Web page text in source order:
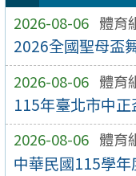
2026-08-06 體育
2026全國聖母盃
2026-08-06 體育
115年臺北市中
2026-08-06 體育
中華民國115學